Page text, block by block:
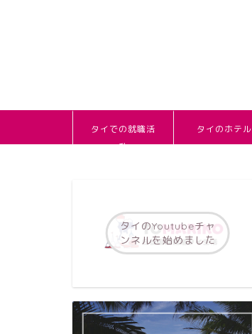
タイでの就職活
動
タイのホテル
タイのYoutubeチャ
ンネルを始めました